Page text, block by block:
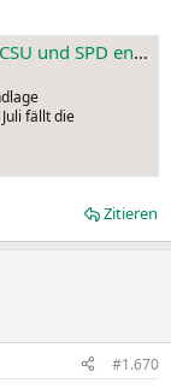
die Existenzgrundlage
fällt die
Zitieren
#1.670